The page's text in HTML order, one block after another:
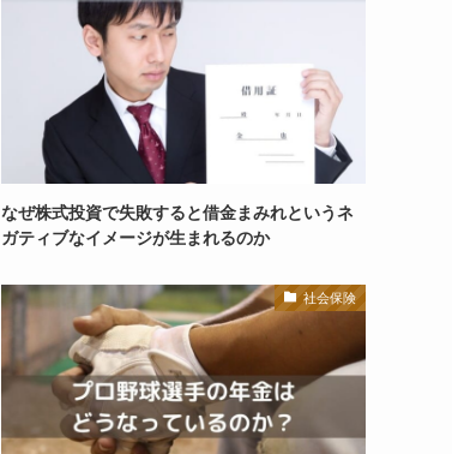
なぜ株式投資で失敗すると借金まみれというネ
ガティブなイメージが生まれるのか
社会保険